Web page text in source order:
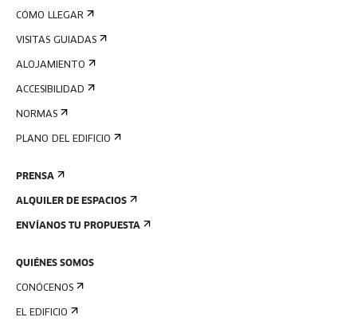
CÓMO LLEGAR
VISITAS GUIADAS
ALOJAMIENTO
ACCESIBILIDAD
NORMAS
PLANO DEL EDIFICIO
PRENSA
ALQUILER DE ESPACIOS
ENVÍANOS TU PROPUESTA
QUIÉNES SOMOS
CONÓCENOS
EL EDIFICIO